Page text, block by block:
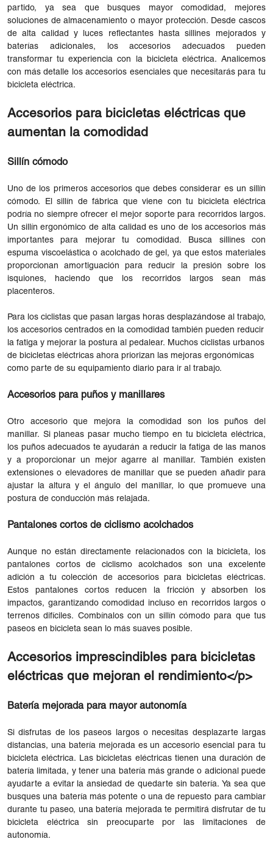
partido, ya sea que busques mayor comodidad, mejores
soluciones de almacenamiento o mayor protección. Desde cascos
de alta calidad y luces reflectantes hasta sillines mejorados y
baterías adicionales, los accesorios adecuados pueden
transformar tu experiencia con la bicicleta eléctrica. Analicemos
con más detalle los accesorios esenciales que necesitarás para tu
bicicleta eléctrica.
Accesorios para bicicletas eléctricas que
aumentan la comodidad
Sillín cómodo
Uno de los primeros accesorios que debes considerar es un sillín
cómodo. El sillín de fábrica que viene con tu bicicleta eléctrica
podría no siempre ofrecer el mejor soporte para recorridos largos.
Un sillín ergonómico de alta calidad es uno de los accesorios más
importantes para mejorar tu comodidad. Busca sillines con
espuma viscoelástica o acolchado de gel, ya que estos materiales
proporcionan amortiguación para reducir la presión sobre los
isquiones, haciendo que los recorridos largos sean más
placenteros.
Para los ciclistas que pasan largas horas desplazándose al trabajo,
los accesorios centrados en la comodidad también pueden reducir
la fatiga y mejorar la postura al pedalear. Muchos ciclistas urbanos
de bicicletas eléctricas ahora priorizan las mejoras ergonómicas
como parte de su equipamiento diario para ir al trabajo.
Accesorios para puños y manillares
Otro accesorio que mejora la comodidad son los puños del
manillar. Si planeas pasar mucho tiempo en tu bicicleta eléctrica,
los puños adecuados te ayudarán a reducir la fatiga de las manos
y a proporcionar un mejor agarre al manillar. También existen
extensiones o elevadores de manillar que se pueden añadir para
ajustar la altura y el ángulo del manillar, lo que promueve una
postura de conducción más relajada.
Pantalones cortos de ciclismo acolchados
Aunque no están directamente relacionados con la bicicleta, los
pantalones cortos de ciclismo acolchados son una excelente
adición a tu colección de accesorios para bicicletas eléctricas.
Estos pantalones cortos reducen la fricción y absorben los
impactos, garantizando comodidad incluso en recorridos largos o
terrenos difíciles. Combínalos con un sillín cómodo para que tus
paseos en bicicleta sean lo más suaves posible.
Accesorios imprescindibles para bicicletas
eléctricas que mejoran el rendimiento</p>
Batería mejorada para mayor autonomía
Si disfrutas de los paseos largos o necesitas desplazarte largas
distancias, una batería mejorada es un accesorio esencial para tu
bicicleta eléctrica. Las bicicletas eléctricas tienen una duración de
batería limitada, y tener una batería más grande o adicional puede
ayudarte a evitar la ansiedad de quedarte sin batería. Ya sea que
busques una batería más potente o una de repuesto para cambiar
durante tu paseo, una batería mejorada te permitirá disfrutar de tu
bicicleta eléctrica sin preocuparte por las limitaciones de
autonomía.